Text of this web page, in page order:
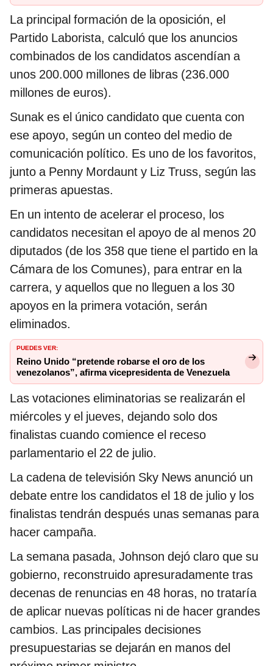
La principal formación de la oposición, el
Partido Laborista, calculó que los anuncios
combinados de los candidatos ascendían a
unos 200.000 millones de libras (236.000
millones de euros).
Sunak es el único candidato que cuenta con
ese apoyo, según un conteo del medio de
comunicación político. Es uno de los favoritos,
junto a Penny Mordaunt y Liz Truss, según las
primeras apuestas.
En un intento de acelerar el proceso, los
candidatos necesitan el apoyo de al menos 20
diputados (de los 358 que tiene el partido en la
Cámara de los Comunes), para entrar en la
carrera, y aquellos que no lleguen a los 30
apoyos en la primera votación, serán
eliminados.
PUEDES VER:
Reino Unido “pretende robarse el oro de los
venezolanos”, afirma vicepresidenta de Venezuela
Las votaciones eliminatorias se realizarán el
miércoles y el jueves, dejando solo dos
finalistas cuando comience el receso
parlamentario el 22 de julio.
La cadena de televisión Sky News anunció un
debate entre los candidatos el 18 de julio y los
finalistas tendrán después unas semanas para
hacer campaña.
La semana pasada, Johnson dejó claro que su
gobierno, reconstruido apresuradamente tras
decenas de renuncias en 48 horas, no trataría
de aplicar nuevas políticas ni de hacer grandes
cambios. Las principales decisiones
presupuestarias se dejarán en manos del